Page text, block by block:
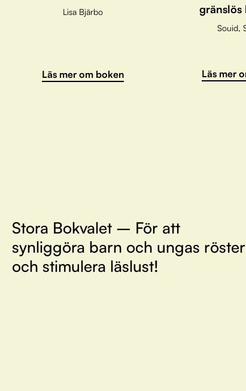
Lisa Bjärbo
Läs mer om boken
gränslös
Souid,
Läs mer
Stora Bokvalet – För att
synliggöra barn och ungas röster
och stimulera läslust!